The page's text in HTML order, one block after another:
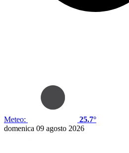
Meteo:
25.7°
domenica 09 agosto 2026